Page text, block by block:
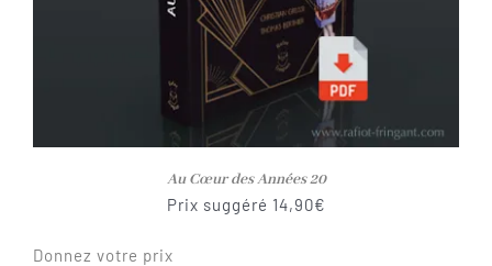
Au Cœur des Années 20
Prix suggéré 14,90€
Donnez votre prix